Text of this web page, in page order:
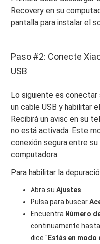
Recovery en su
pantalla para instalar el
Paso #2: Conecte
USB
Lo siguiente es
un cable USB y habilitar
Recibirá un aviso en su
no está activada. Este
conexión segura entre
computadora.
Para habilitar la
Abra suAjustes
Pulsa para buscar
Encuentra Número
continuamente
dice " Estás en